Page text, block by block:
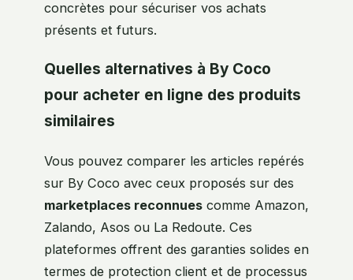
concrètes pour sécuriser vos achats
présents et futurs.
Quelles alternatives à By Coco
pour acheter en ligne des produits
similaires
Vous pouvez comparer les articles repérés
sur By Coco avec ceux proposés sur des
marketplaces reconnues comme Amazon,
Zalando, Asos ou La Redoute. Ces
plateformes offrent des garanties solides en
termes de protection client et de processus